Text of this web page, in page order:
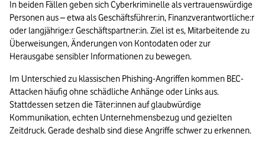
In beiden Fällen geben sich Cyberkriminelle als vertrauenswürdige
Personen aus – etwa als Geschäftsführer:in, Finanzverantwortliche:r
oder langjährige:r Geschäftspartner:in. Ziel ist es, Mitarbeitende zu
Überweisungen, Änderungen von Kontodaten oder zur
Herausgabe sensibler Informationen zu bewegen.
Im Unterschied zu klassischen Phishing-Angriffen kommen BEC-
Attacken häufig ohne schädliche Anhänge oder Links aus.
Stattdessen setzen die Täter:innen auf glaubwürdige
Kommunikation, echten Unternehmensbezug und gezielten
Zeitdruck. Gerade deshalb sind diese Angriffe schwer zu erkennen.